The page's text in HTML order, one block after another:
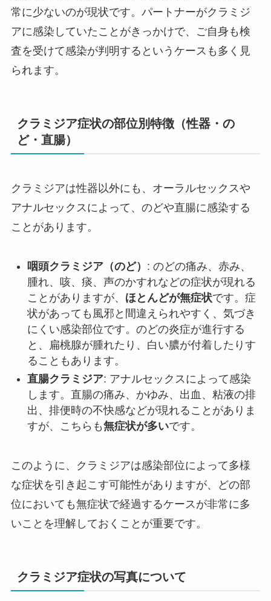
常に少ないのが現状です。パートナーがクラミジ
アに感染していたことがきっかけで、ご自身も検
査を受けて感染が判明するというケースも多く見
られます。
クラミジア症状の部位別特徴（性器・の
ど・直腸）
クラミジアは性器以外にも、オーラルセックスや
アナルセックスによって、のどや直腸に感染する
ことがあります。
咽頭クラミジア（のど） : のどの痛み、赤み、
腫れ、咳、痰、声のかすれなどの症状が現れる
ことがありますが、 ほとんどが無症状です。症
状があっても風邪と間違えられやすく、気づき
にくい感染部位です。のどの炎症が進行する
と、扁桃腺が腫れたり、白い膿が付着したりす
ることもあります。
直腸クラミジア: アナルセックスによって感染
します。直腸の痛み、かゆみ、出血、粘液の排
出、排便時の不快感などが現れることがありま
すが、こちらも無症状が多いです。
このように、クラミジアは感染部位によって多様
な症状を引き起こす可能性がありますが、どの部
位においても無症状で経過するケースが非常に多
いことを理解しておくことが重要です。
クラミジア症状の写真について